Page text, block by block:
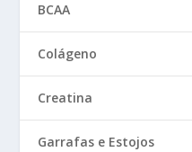
BCAA
Colágeno
Creatina
Garrafas e Estojos